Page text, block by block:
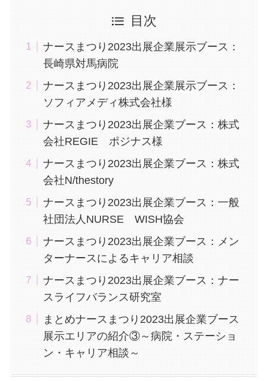
目次
ナースまつり2023出展企業展示ブース：
長崎県対馬病院
ナースまつり2023出展企業展示ブース：
ソフィアメディ株式会社様
ナースまつり2023出展企業ブース：株式
会社REGIE ポジナス様
ナースまつり2023出展企業ブース：株式
会社N/thestory
ナースまつり2023出展企業ブース：一般
社団法人NURSE WISH協会
ナースまつり2023出展企業ブース：メン
ターナースによるキャリア相談
ナースまつり2023出展企業ブース：ナー
スライフバランス研究室
まとめナースまつり2023出展企業ブース
展示エリアの紹介③～病院・ステーショ
ン・キャリア相談～